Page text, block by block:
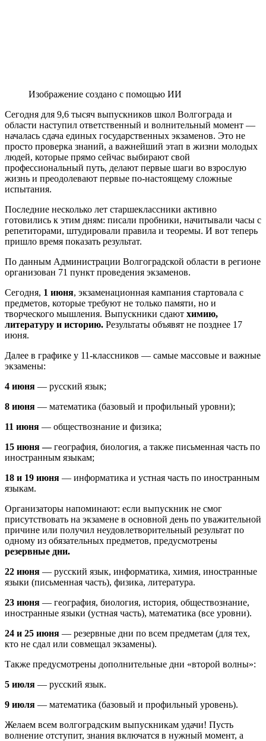
Изображение создано с помощью ИИ
Сегодня для 9,6 тысяч выпускников школ Волгограда и
области наступил ответственный и волнительный момент —
началась сдача единых государственных экзаменов. Это не
просто проверка знаний, а важнейший этап в жизни молодых
людей, которые прямо сейчас выбирают свой
профессиональный путь, делают первые шаги во взрослую
жизнь и преодолевают первые по-настоящему сложные
испытания.
Последние несколько лет старшеклассники активно
готовились к этим дням: писали пробники, начитывали часы с
репетиторами, штудировали правила и теоремы. И вот теперь
пришло время показать результат.
По данным Администрации Волгоградской области в регионе
организован 71 пункт проведения экзаменов.
Сегодня, 1 июня, экзаменационная кампания стартовала с
предметов, которые требуют не только памяти, но и
творческого мышления. Выпускники сдают химию,
литературу и историю. Результаты объявят не позднее 17
июня.
Далее в графике у 11-классников — самые массовые и важные
экзамены:
4 июня — русский язык;
8 июня — математика (базовый и профильный уровни);
11 июня — обществознание и физика;
15 июня —география, биология, а также письменная часть по
иностранным языкам;
18 и 19 июня — информатика и устная часть по иностранным
языкам.
Организаторы напоминают: если выпускник не смог
присутствовать на экзамене в основной день по уважительной
причине или получил неудовлетворительный результат по
одному из обязательных предметов, предусмотрены
резервные дни.
22 июня — русский язык, информатика, химия, иностранные
языки (письменная часть), физика, литература.
23 июня — география, биология, история, обществознание,
иностранные языки (устная часть), математика (все уровни).
24 и 25 июня — резервные дни по всем предметам (для тех,
кто не сдал или совмещал экзамены).
Также предусмотрены дополнительные дни «второй волны»:
5 июля — русский язык.
9 июля — математика (базовый и профильный уровень).
Желаем всем волгоградским выпускникам удачи! Пусть
волнение отступит, знания включатся в нужный момент, а